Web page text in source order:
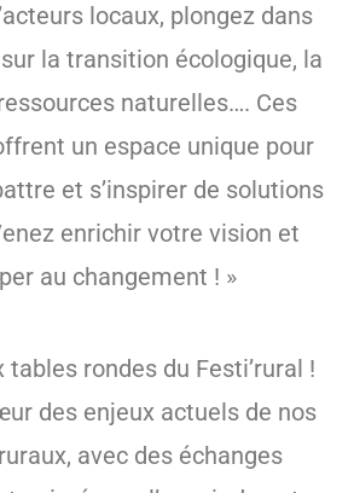
locaux, plongez dans
la transition écologique, la
naturelles…. Ces
un espace unique pour
et s’inspirer de solutions
enrichir votre vision et
au changement ! »
rondes du Festi’rural !
des enjeux actuels de nos
avec des échanges